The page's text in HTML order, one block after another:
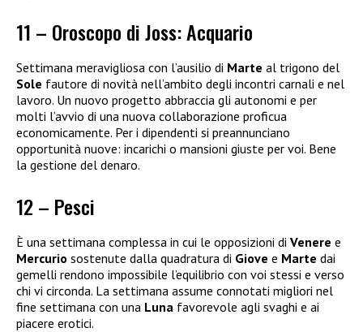
11 – Oroscopo di Joss: Acquario
Settimana meravigliosa con l’ausilio di Marte al trigono del
Sole fautore di novità nell’ambito degli incontri carnali e nel
lavoro. Un nuovo progetto abbraccia gli autonomi e per
molti l’avvio di una nuova collaborazione proficua
economicamente. Per i dipendenti si preannunciano
opportunità nuove: incarichi o mansioni giuste per voi. Bene
la gestione del denaro.
12 – Pesci
È una settimana complessa in cui le opposizioni di Venere e
Mercurio sostenute dalla quadratura di Giove e Marte dai
gemelli rendono impossibile l’equilibrio con voi stessi e verso
chi vi circonda. La settimana assume connotati migliori nel
fine settimana con una Luna favorevole agli svaghi e ai
piacere erotici.